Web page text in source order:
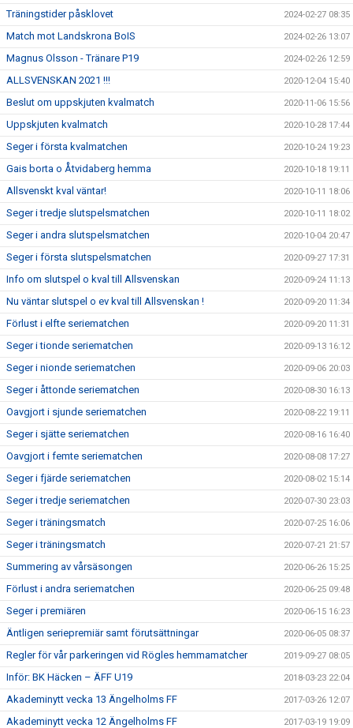
Träningstider påsklovet 2024-02-27 08:35
Match mot Landskrona BoIS 2024-02-26 13:07
Magnus Olsson - Tränare P19 2024-02-26 12:59
ALLSVENSKAN 2021 !!! 2020-12-04 15:40
Beslut om uppskjuten kvalmatch 2020-11-06 15:56
Uppskjuten kvalmatch 2020-10-28 17:44
Seger i första kvalmatchen 2020-10-24 19:23
Gais borta o Åtvidaberg hemma 2020-10-18 19:11
Allsvenskt kval väntar! 2020-10-11 18:06
Seger i tredje slutspelsmatchen 2020-10-11 18:02
Seger i andra slutspelsmatchen 2020-10-04 20:47
Seger i första slutspelsmatchen 2020-09-27 17:31
Info om slutspel o kval till Allsvenskan 2020-09-24 11:13
Nu väntar slutspel o ev kval till Allsvenskan ! 2020-09-20 11:34
Förlust i elfte seriematchen 2020-09-20 11:31
Seger i tionde seriematchen 2020-09-13 16:12
Seger i nionde seriematchen 2020-09-06 20:03
Seger i åttonde seriematchen 2020-08-30 16:13
Oavgjort i sjunde seriematchen 2020-08-22 19:11
Seger i sjätte seriematchen 2020-08-16 16:40
Oavgjort i femte seriematchen 2020-08-08 17:27
Seger i fjärde seriematchen 2020-08-02 15:14
Seger i tredje seriematchen 2020-07-30 23:03
Seger i träningsmatch 2020-07-25 16:06
Seger i träningsmatch 2020-07-21 21:57
Summering av vårsäsongen 2020-06-26 15:25
Förlust i andra seriematchen 2020-06-25 09:48
Seger i premiären 2020-06-15 16:23
Äntligen seriepremiär samt förutsättningar 2020-06-05 08:37
Regler för vår parkeringen vid Rögles hemmamatcher 2019-09-27 08:05
Inför: BK Häcken – ÄFF U19 2018-03-23 22:04
Akademinytt vecka 13 Ängelholms FF 2017-03-26 12:07
Akademinytt vecka 12 Ängelholms FF 2017-03-19 19:09